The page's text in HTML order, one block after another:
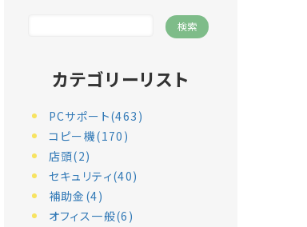
カテゴリーリスト
PCサポート(463)
コピー機(170)
店頭(2)
セキュリティ(40)
補助金(4)
オフィス一般(6)